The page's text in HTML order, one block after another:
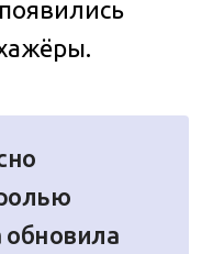
обновила